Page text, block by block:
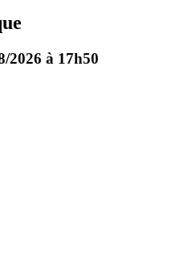
2026 à 17h50